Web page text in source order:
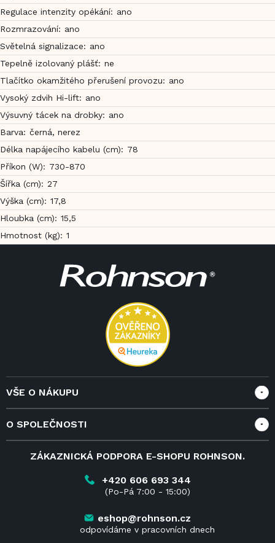
Regulace intenzity opékání: ano
Rozmrazování: ano
Světelná signalizace: ano
Tepelně izolovaný plášť: ne
Tlačítko okamžitého přerušení provozu: ano
Vysoký zdvih Hi-lift: ano
Výsuvný tácek na drobky: ano
Barva: černá, nerez
Délka napájecího kabelu (cm): 78
Příkon (W): 730-870
Šířka (cm): 27
Výška (cm): 17,8
Hloubka (cm): 15,5
Hmotnost (kg): 1
VŠE O NÁKUPU
Doprava a služby
Reklamace
Vrácení zboží do 14 dnů
O SPOLEČNOSTI
ZÁKAZNICKÁ PODPORA E-SHOPU ROHNSON.
+420 606 693 344
(Po-Pá 7:00 - 15:00)
eshop@rohnson.cz
odpovídáme v pracovních dnech